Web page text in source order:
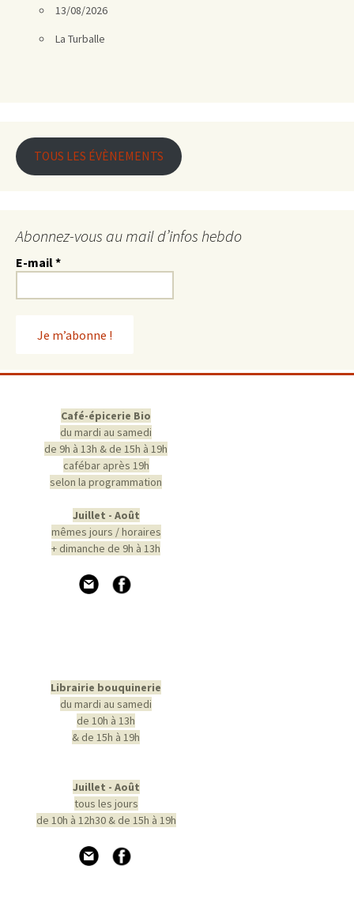
13/08/2026
La Turballe
TOUS LES ÉVÈNEMENTS
Abonnez-vous au mail d’infos hebdo
E-mail*
Café-épicerie Bio
du mardi au samedi
de 9h à 13h & de 15h à 19h
cafébar après 19h
selon la programmation
Juillet - Août
mêmes jours / horaires
+ dimanche de 9h à 13h
Librairie bouquinerie
du mardi au samedi
de 10h à 13h
& de 15h à 19h
Juillet - Août
tous les jours
de 10h à 12h30 & de 15h à 19h